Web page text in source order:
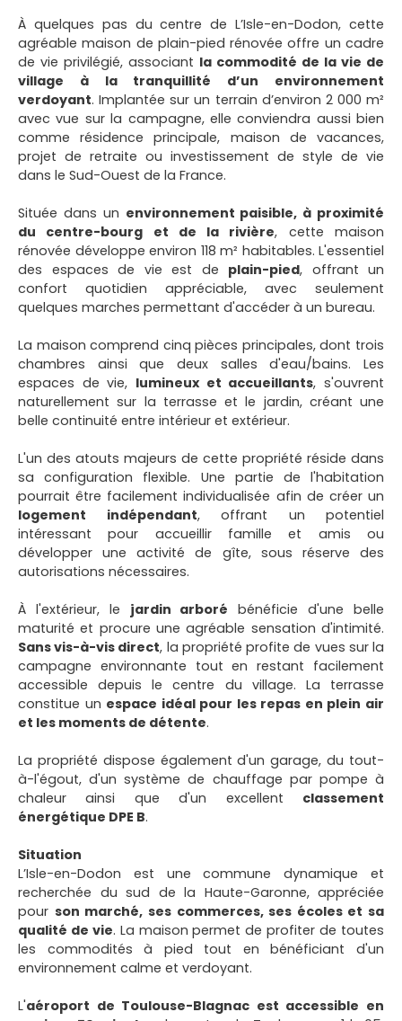
À quelques pas du centre de L’Isle-en-Dodon, cette
agréable maison de plain-pied rénovée offre un cadre
de vie privilégié, associant la commodité de la vie de
village à la tranquillité d’un environnement
verdoyant. Implantée sur un terrain d’environ 2 000 m²
avec vue sur la campagne, elle conviendra aussi bien
comme résidence principale, maison de vacances,
projet de retraite ou investissement de style de vie
dans le Sud-Ouest de la France.
Située dans un environnement paisible, à proximité
du centre-bourg et de la rivière, cette maison
rénovée développe environ 118 m² habitables. L'essentiel
des espaces de vie est de plain-pied, offrant un
confort quotidien appréciable, avec seulement
quelques marches permettant d'accéder à un bureau.
La maison comprend cinq pièces principales, dont trois
chambres ainsi que deux salles d'eau/bains. Les
espaces de vie, lumineux et accueillants, s'ouvrent
naturellement sur la terrasse et le jardin, créant une
belle continuité entre intérieur et extérieur.
L'un des atouts majeurs de cette propriété réside dans
sa configuration flexible. Une partie de l'habitation
pourrait être facilement individualisée afin de créer un
logement indépendant, offrant un potentiel
intéressant pour accueillir famille et amis ou
développer une activité de gîte, sous réserve des
autorisations nécessaires.
À l'extérieur, le jardin arboré bénéficie d'une belle
maturité et procure une agréable sensation d'intimité.
Sans vis-à-vis direct, la propriété profite de vues sur la
campagne environnante tout en restant facilement
accessible depuis le centre du village. La terrasse
constitue un espace idéal pour les repas en plein air
et les moments de détente.
La propriété dispose également d'un garage, du tout-
à-l'égout, d'un système de chauffage par pompe à
chaleur ainsi que d'un excellent classement
énergétique DPE B.
Situation
L’Isle-en-Dodon est une commune dynamique et
recherchée du sud de la Haute-Garonne, appréciée
pour son marché, ses commerces, ses écoles et sa
qualité de vie. La maison permet de profiter de toutes
les commodités à pied tout en bénéficiant d'un
environnement calme et verdoyant.
L'aéroport de Toulouse-Blagnac est accessible en